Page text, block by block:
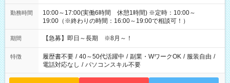
勤務時間
10:00～17:00(実働6時間 休憩1時間) ※定時：10:00～
19:00（※終わりの時間：16:00～19:00で相談可！）
期間 【急募】即日～長期 ※8月～！
特徴 履歴書不要 / 40～50代活躍中 / 副業・WワークOK / 服装自由 /
電話対応なし / パソコンスキル不要